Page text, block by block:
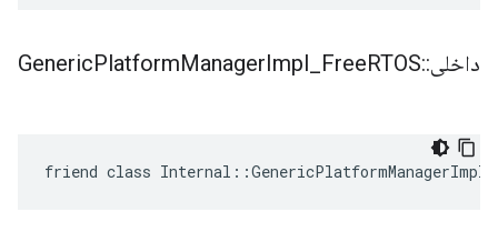
داخلی::
GenericPlatformManagerImpl FreeRTOS
friend class